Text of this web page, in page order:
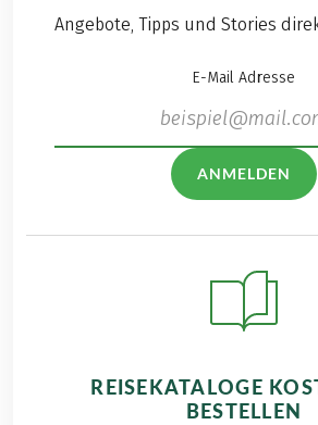
Angebote, Tipps und Stories
E-Mail Adresse
ANMELDEN
REISEKATALOGE
BESTELLEN